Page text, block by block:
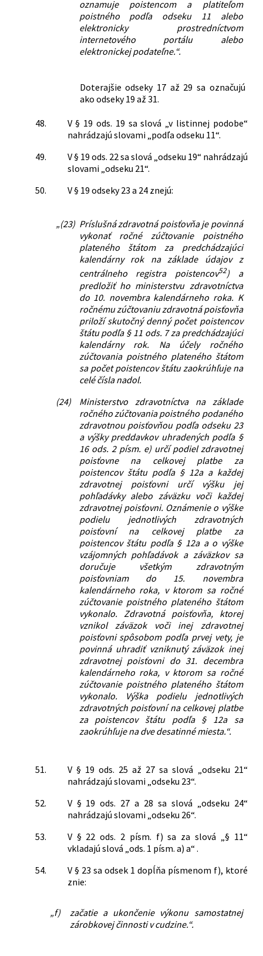
oznamuje poistencom a platiteľom
poistného podľa odseku 11 alebo
elektronicky prostredníctvom
internetového portálu alebo
elektronickej podateľne.“.
Doterajšie odseky 17 až 29 sa označujú
ako odseky 19 až 31.
48.
V § 19 ods. 19 sa slová „v listinnej podobe“
nahrádzajú slovami „podľa odseku 11“.
49.
V § 19 ods. 22 sa slová „odseku 19“ nahrádzajú
slovami „odseku 21“.
50.
V § 19 odseky 23 a 24 znejú:
„(23) Príslušná zdravotná poisťovňa je povinná
vykonať ročné zúčtovanie poistného
plateného štátom za predchádzajúci
kalendárny rok na základe údajov z
centrálneho registra poistencov52) a
predložiť ho ministerstvu zdravotníctva
do 10. novembra kalendárneho roka. K
ročnému zúčtovaniu zdravotná poisťovňa
priloží skutočný denný počet poistencov
štátu podľa § 11 ods. 7 za predchádzajúci
kalendárny rok. Na účely ročného
zúčtovania poistného plateného štátom
sa počet poistencov štátu zaokrúhľuje na
celé čísla nadol.
(24)
Ministerstvo zdravotníctva na základe
ročného zúčtovania poistného podaného
zdravotnou poisťovňou podľa odseku 23
a výšky preddavkov uhradených podľa §
16 ods. 2 písm. e) určí podiel zdravotnej
poisťovne na celkovej platbe za
poistencov štátu podľa § 12a a každej
zdravotnej poisťovni určí výšku jej
pohľadávky alebo záväzku voči každej
zdravotnej poisťovni. Oznámenie o výške
podielu jednotlivých zdravotných
poisťovní na celkovej platbe za
poistencov štátu podľa § 12a a o výške
vzájomných pohľadávok a záväzkov sa
doručuje všetkým zdravotným
poisťovniam do 15. novembra
kalendárneho roka, v ktorom sa ročné
zúčtovanie poistného plateného štátom
vykonalo. Zdravotná poisťovňa, ktorej
vznikol záväzok voči inej zdravotnej
poisťovni spôsobom podľa prvej vety, je
povinná uhradiť vzniknutý záväzok inej
zdravotnej poisťovni do 31. decembra
kalendárneho roka, v ktorom sa ročné
zúčtovanie poistného plateného štátom
vykonalo. Výška podielu jednotlivých
zdravotných poisťovní na celkovej platbe
za poistencov štátu podľa § 12a sa
zaokrúhľuje na dve desatinné miesta.“.
51.
V § 19 ods. 25 až 27 sa slová „odseku 21“
nahrádzajú slovami „odseku 23“.
52.
V § 19 ods. 27 a 28 sa slová „odseku 24“
nahrádzajú slovami „odseku 26“.
53.
V § 22 ods. 2 písm. f) sa za slová „§ 11“
vkladajú slová „ods. 1 písm. a) a“ .
54.
V § 23 sa odsek 1 dopĺňa písmenom f), ktoré
znie:
„f)
začatie a ukončenie výkonu samostatnej
zárobkovej činnosti v cudzine.“.